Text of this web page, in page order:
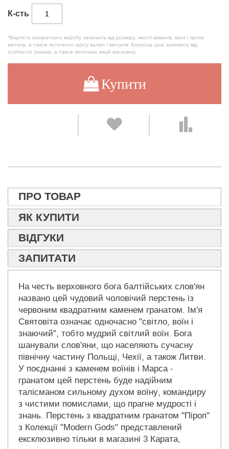
К-сть
*Вартість конкретного виробу залежить від розміру, якості каменів, ваги і проби
металу, а також поточного курсу валют і металів. Бонусна ціна залежить від
особистої знижки, а також поточних акцій магазину.
Купити
ПРО ТОВАР
ЯК КУПИТИ
ВІДГУКИ
ЗАПИТАТИ
На честь верховного бога балтійських слов'ян
названо цей чудовий чоловічий перстень із
червоним квадратним каменем гранатом. Ім'я
Святовіта означає одночасно "світло, воїн і
знаючий", тобто мудрий світлий воїн. Бога
шанували слов'яни, що населяють сучасну
північну частину Польщі, Чехії, а також Литви.
У поєднанні з каменем воїнів і Марса -
гранатом цей перстень буде надійним
талісманом сильному духом воїну, командиру
з чистими помислами, що прагне мудрості і
знань. Перстень з квадратним гранатом "Піроп"
з Колекції "Modern Gods" представлений
ексклюзивно тільки в магазині 3 Карата,